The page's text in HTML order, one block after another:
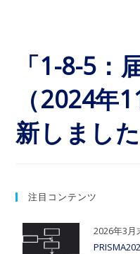
「1-8-5：
（2024年
新しました
注目コンテンツ
2026年3月